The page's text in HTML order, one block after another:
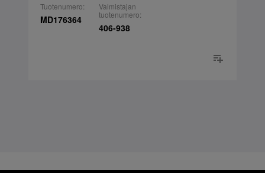
Tuotenumero:
MD176364
Valmistajan
tuotenumero:
406-938